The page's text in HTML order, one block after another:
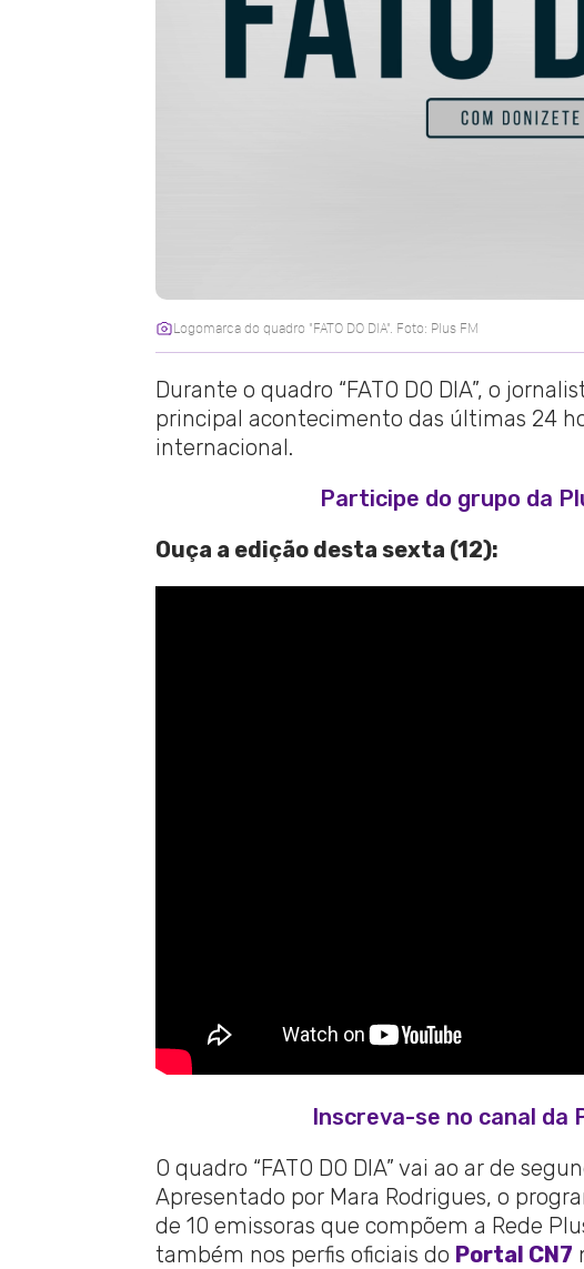
Logomarca do quadro "FATO DO DIA". Foto: Plus FM
Durante o quadro “FATO DO DIA”, o
principal acontecimento das últimas 24
internacional.
Participe do grupo da
Ouça a edição desta sexta (12):
Inscreva-se no canal da
O quadro “FATO DO DIA” vai ao ar de
Apresentado por Mara Rodrigues, o
de 10 emissoras que compõem a Rede
também nos perfis oficiais do Portal CN7